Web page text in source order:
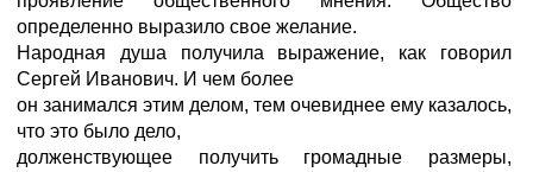
определенно выразило свое желание.
Народная душа получила выражение, как говорил
Сергей Иванович. И чем более
он занимался этим делом, тем очевиднее ему казалось,
что это было дело,
долженствующее получить громадные размеры,